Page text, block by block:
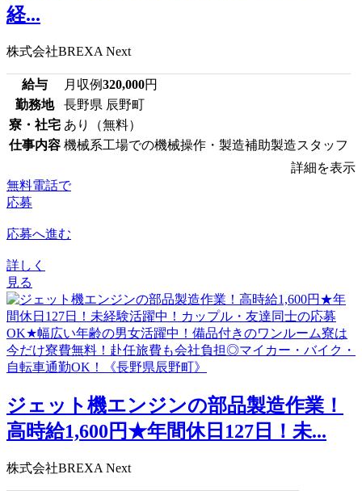
経...
株式会社BREXA Next
給与 月収例320,000円
勤務地
長野県 辰野町
寮・社宅 あり（無料）
仕事内容 機械系工場での機械操作・製造補助製造スタッフ
詳細を表示
無料電話で
応募
応募へ進む
詳しく
見る
ジェット機エンジンの部品製造作業！
高時給1,600円★年間休日127日！未...
株式会社BREXA Next